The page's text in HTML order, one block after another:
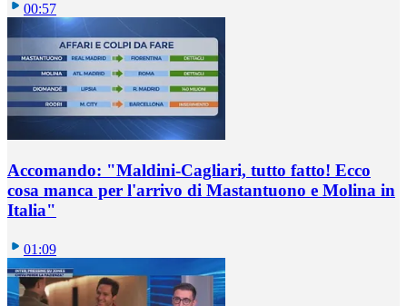
00:57
Accomando: "Maldini-Cagliari, tutto fatto! Ecco
cosa manca per l'arrivo di Mastantuono e Molina in
Italia"
01:09